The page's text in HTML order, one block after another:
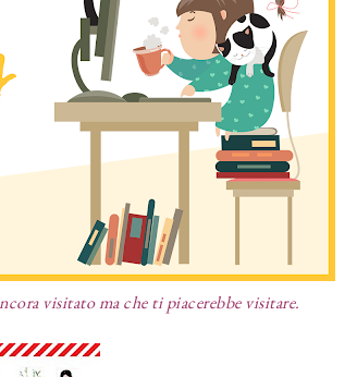
visitato ma che ti piacerebbe visitare.